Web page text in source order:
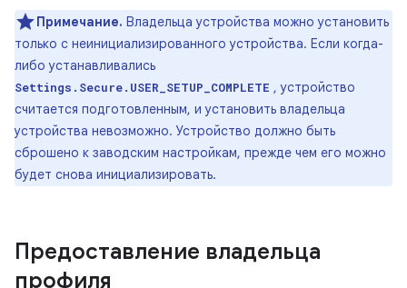
Примечание. Владельца устройства можно установить
только с неинициализированного устройства. Если когда-
либо устанавливались
Settings.Secure.USER_SETUP_COMPLETE , устройство
считается подготовленным, и установить владельца
устройства невозможно. Устройство должно быть
сброшено к заводским настройкам, прежде чем его можно
будет снова инициализировать.
Предоставление владельца
профиля